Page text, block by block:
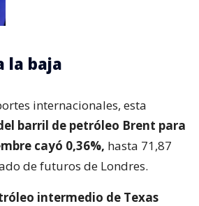
la baja
internacionales, esta
barril de petróleo Brent para
cayó 0,36%, hasta 71,87
de futuros de Londres.
intermedio de Texas